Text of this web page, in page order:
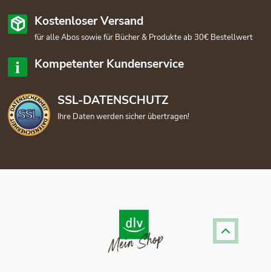
Kostenloser Versand
für alle Abos sowie für Bücher & Produkte ab 30€ Bestellwert
Kompetenter Kundenservice
SSL-DATENSCHUTZ
Ihre Daten werden sicher übertragen!